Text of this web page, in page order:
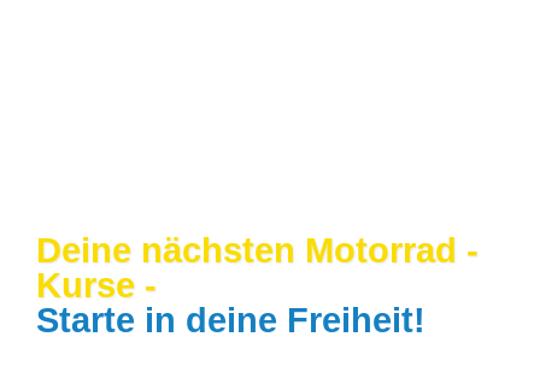
Deine nächsten Motorrad -
Kurse -
Starte in deine Freiheit!